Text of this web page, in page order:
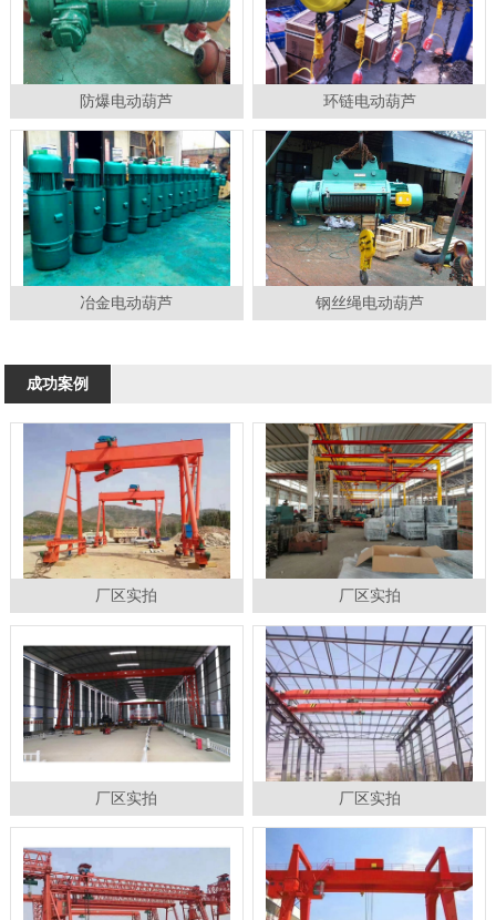
防爆电动葫芦 环链电动葫芦
冶金电动葫芦 钢丝绳电动葫芦
成功案例
厂区实拍 厂区实拍
厂区实拍 厂区实拍